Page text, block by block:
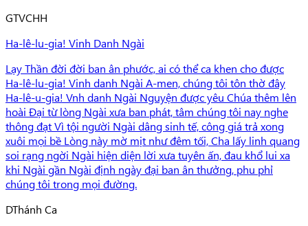
GTVCHH
Ha-lê-lu-gia! Vinh Danh Ngài
Lạy Thần đời đời ban ân phước, ai có thể ca khen cho được
Ha-lê-lu-gia! Vinh danh Ngài A-men, chúng tôi tôn thờ đây
Ha-lê-u-gia! Vnh danh Ngài Nguyện được yêu Chúa thêm lên
hoài Đại từ lòng Ngài xưa ban phát, tâm chúng tôi nay nghe
thông đạt Vì tội người Ngài dâng sinh tế, công giá trả xong
xuôi mọi bề Lòng này mờ mịt như đêm tối, Cha lấy linh quang
soi rạng ngời Ngài hiện diện lời xưa tuyên ấn, đau khổ lui xa
khi Ngài gần Ngài định ngày đại ban ân thưởng, phu phỉ
chúng tôi trong mọi đường.
DThánh Ca